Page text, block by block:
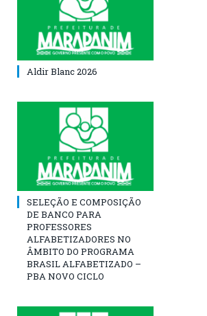
Aldir Blanc 2026
SELEÇÃO E COMPOSIÇÃO
DE BANCO PARA
PROFESSORES
ALFABETIZADORES NO
ÂMBITO DO PROGRAMA
BRASIL ALFABETIZADO –
PBA NOVO CICLO